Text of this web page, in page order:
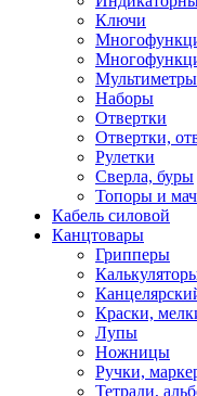
Ключи
Мультиметры
Наборы
Отвертки
Отвертки,
Рулетки
Сверла, буры
Топоры и
Кабель силовой
Канцтовары
Грипперы
Краски,
Лупы
Ножницы
Ручки,
Тетради,